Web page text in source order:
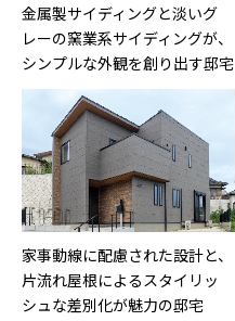
金属製サイディングと淡いグ
レーの窯業系サイディングが、
シンプルな外観を創り出す邸宅
家事動線に配慮された設計と、
片流れ屋根によるスタイリッ
シュな差別化が魅力の邸宅